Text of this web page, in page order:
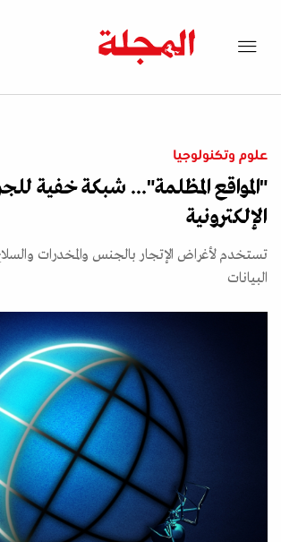
علوم وتكنولوجيا
"المواقع المظلمة"... شبكة خفية
الإلكترونية
تستخدم لأغراض الإتجار بالجنس والمخدرات
البيانات